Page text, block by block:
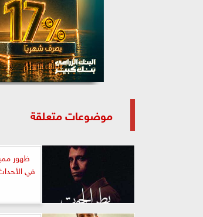
موضوعات متعلقة
ظهور
في